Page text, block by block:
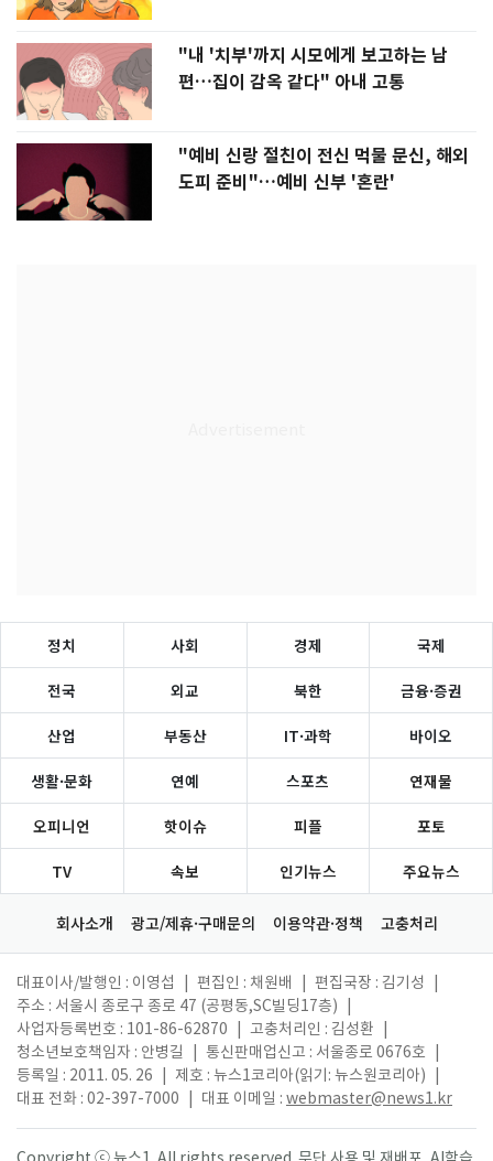
"내 '치부'까지 시모에게 보고하는 남
편…집이 감옥 같다" 아내 고통
"예비 신랑 절친이 전신 먹물 문신, 해외
도피 준비"…예비 신부 '혼란'
정치 사회 경제 국제
전국 외교 북한 금융·증권
산업 부동산 IT·과학 바이오
생활·문화 연예 스포츠 연재물
오피니언 핫이슈 피플 포토
TV 속보 인기뉴스 주요뉴스
회사소개 광고/제휴·구매문의 이용약관·정책 고충처리
대표이사/발행인 : 이영섭 편집인 : 채원배 편집국장 : 김기성
주소 : 서울시 종로구 종로 47 (공평동,SC빌딩17층)
사업자등록번호 : 101-86-62870
고충처리인 : 김성환
청소년보호책임자 : 안병길
통신판매업신고 : 서울종로 0676호
등록일 : 2011. 05. 26
제호 : 뉴스1코리아(읽기: 뉴스원코리아)
대표 전화 : 02-397-7000
대표 이메일 : webmaster@news1.kr